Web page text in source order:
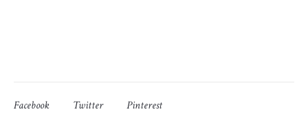
Facebook Twitter Pinterest